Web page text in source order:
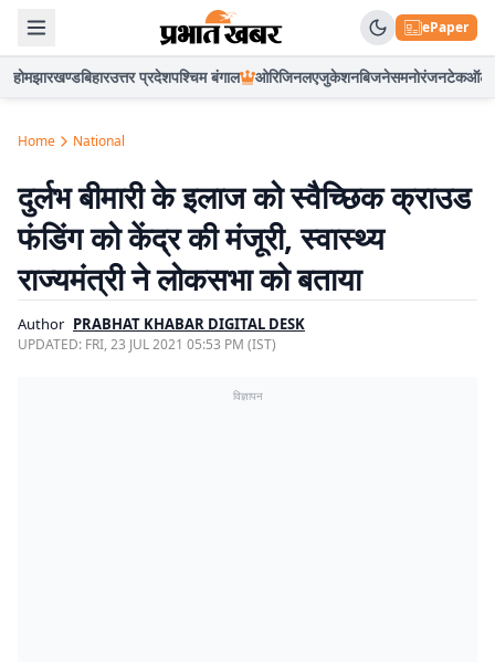
ePaper
होमझारखण्डबिहारउत्तर प्रदेशपश्चिम बंगाल ओरिजिनलएजुकेशनबिजनेसमनोरंजनटेकऑटो
Home National
दुर्लभ बीमारी के इलाज को स्वैच्छिक क्राउड
फंडिंग को केंद्र की मंजूरी, स्वास्थ्य
राज्यमंत्री ने लोकसभा को बताया
Author PRABHAT KHABAR DIGITAL DESK
UPDATED: FRI, 23 JUL 2021 05:53 PM (IST)
विज्ञापन